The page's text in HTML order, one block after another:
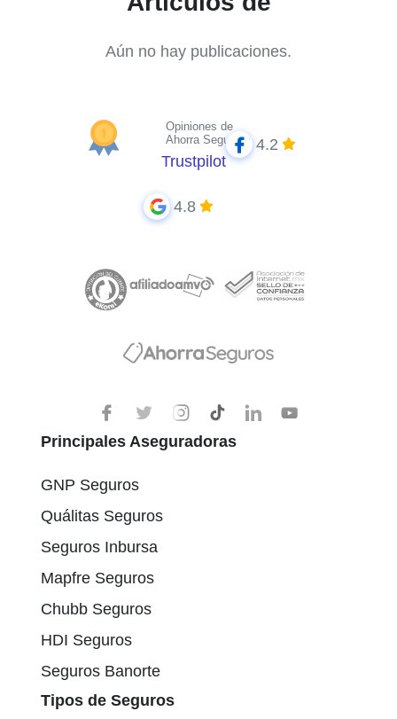
Aún no hay publicaciones.
Opiniones de
Ahorra Seguros
Trustpilot
4.2
4.8
Principales Aseguradoras
GNP Seguros
Quálitas Seguros
Seguros Inbursa
Mapfre Seguros
Chubb Seguros
HDI Seguros
Seguros Banorte
Tipos de Seguros